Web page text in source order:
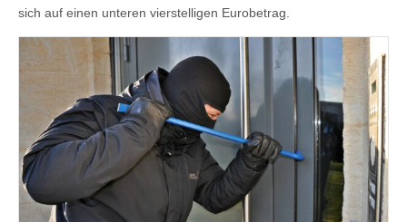
sich auf einen unteren vierstelligen Eurobetrag.